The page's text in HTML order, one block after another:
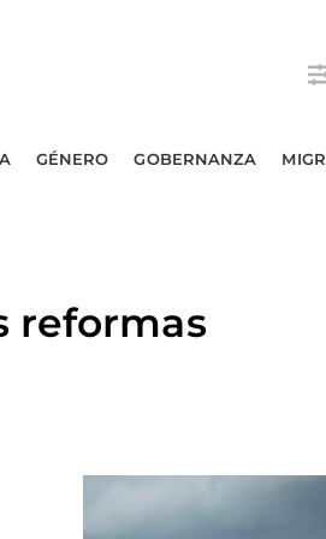
GÉNERO GOBERNANZA
reformas